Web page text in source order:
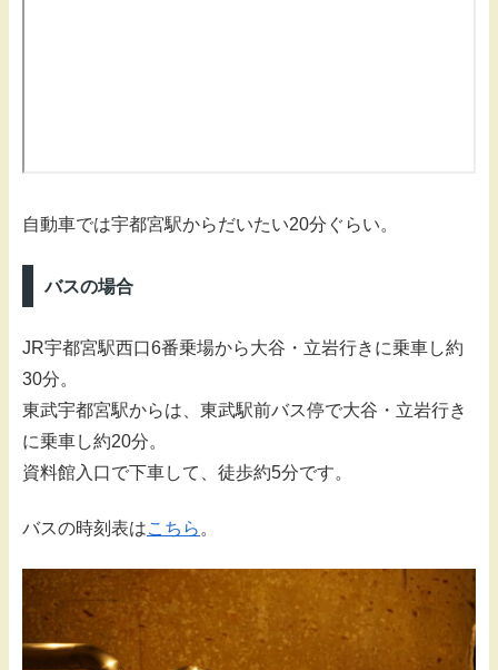
自動車では宇都宮駅からだいたい20分ぐらい。
バスの場合
JR宇都宮駅西口6番乗場から大谷・立岩行きに乗車し約
30分。
東武宇都宮駅からは、東武駅前バス停で大谷・立岩行き
に乗車し約20分。
資料館入口で下車して、徒歩約5分です。
バスの時刻表はこちら 。